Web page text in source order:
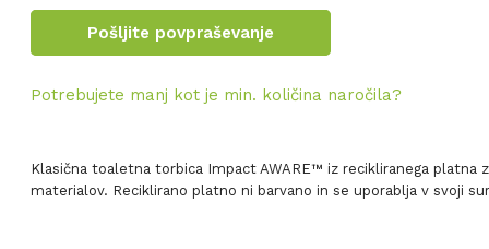
Pošljite povpraševanje
Potrebujete manj kot je min. količina naročila?
Klasična toaletna torbica Impact AWARE™ iz recikliranega
materialov. Reciklirano platno ni barvano in se uporablja v svoji